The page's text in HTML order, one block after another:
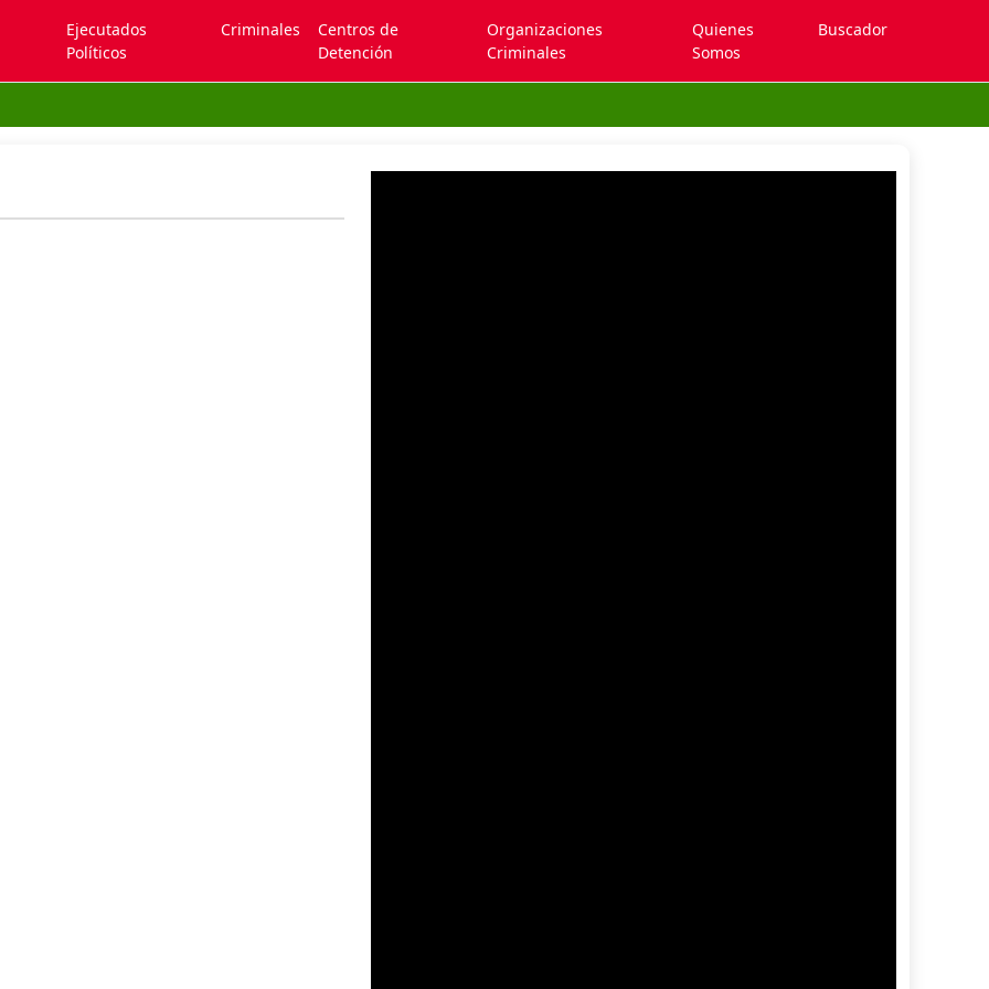
Ejecutados
Políticos
Criminales
Centros de
Detención
Organizaciones
Criminales
Quienes
Somos
Buscador